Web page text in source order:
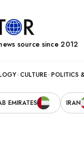
source since 2012
POLITICS
CULTURE
IRAN
EMIRATES